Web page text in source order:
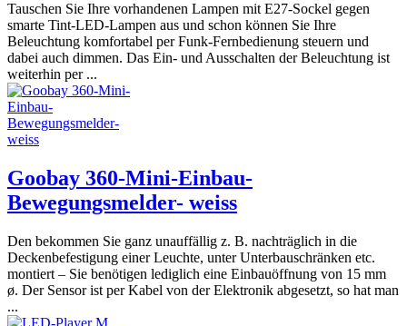
Tauschen Sie Ihre vorhandenen Lampen mit E27-Sockel gegen
smarte Tint-LED-Lampen aus und schon können Sie Ihre
Beleuchtung komfortabel per Funk-Fernbedienung steuern und
dabei auch dimmen. Das Ein- und Ausschalten der Beleuchtung ist
weiterhin per ...
Goobay 360-Mini-Einbau-
Bewegungsmelder- weiss
Den bekommen Sie ganz unauffällig z. B. nachträglich in die
Deckenbefestigung einer Leuchte, unter Unterbauschränken etc.
montiert – Sie benötigen lediglich eine Einbauöffnung von 15 mm
ø. Der Sensor ist per Kabel von der Elektronik abgesetzt, so hat man
...